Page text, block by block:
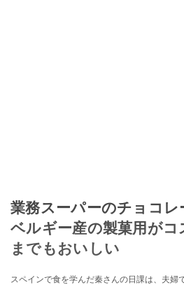
業務スーパーのチョコレ
ベルギー産の製菓用がコ
までもおいしい
スペインで食を学んだ秦さんの日課は、夫婦